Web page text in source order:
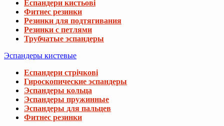
Еспандери кистьові
Фитнес резинки
Резинки для подтягивания
Резинки с петлями
Трубчатые эспандеры
Эспандеры кистевые
Еспандери стрічкові
Гироскопические эспандеры
Эспандеры кольца
Эспандеры пружинные
Эспандеры для пальцев
Фитнес резинки